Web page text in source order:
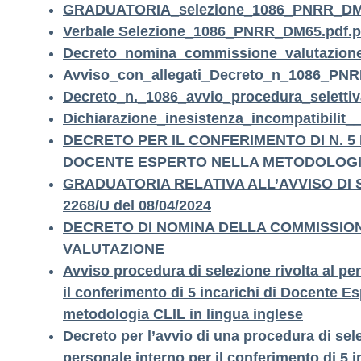
Verbale
DECRETO PER IL CONFERIMENTO DI N. 5
DOCENTE ESPERTO NELLA
GRADUATORIA RELATIVA ALL’AVVISO DI
2268/U del 08/04/2024
DECRETO DI NOMINA DELLA
VALUTAZIONE
Avviso procedura di selezione rivolta al
il conferimento di 5 incarichi di Docente
metodologia CLIL in lingua inglese
Decreto per l’avvio di una procedura di
personale interno per il conferimento di 5